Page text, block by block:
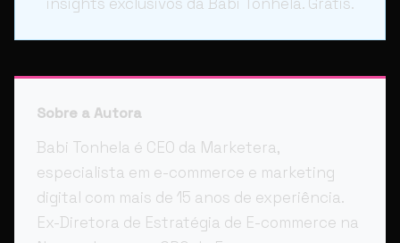
Sobre a Autora
Babi Tonhela é CEO da Marketera,
especialista em e-commerce e marketing
digital com mais de 15 anos de experiência.
Ex-Diretora de Estratégia de E-commerce na